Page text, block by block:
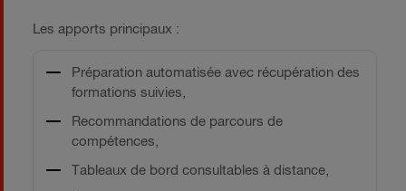
Les apports principaux :
Préparation automatisée avec récupération des
formations suivies,
Recommandations de parcours de
compétences,
Tableaux de bord consultables à distance,